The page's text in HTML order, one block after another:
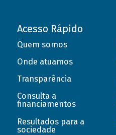
Acesso Rápido
Quem somos
Onde atuamos
Transparência
Consulta a
financiamentos
Resultados para a
sociedade